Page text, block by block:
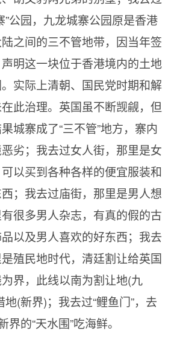
”公园，九龙城寨公园原是香港
之间的三不管地带，因当年签
明这一块位于香港境内的土地
实际上清朝、国民党时期和解
此治理。英国虽不断觊觎，但
城寨成了“三不管”地方，寨内
劣；我去过女人街，那里是女
以买到各种各样的便宜服装和
；我去过庙街，那里是男人想
很多男人杂志，有真的假的古
以及男人喜欢的好东西；我去
殖民地时代，清廷割让给英国
界，此线以南为割让地(九
(新界)；我去过“鲤鱼门”，去
界的“天水围”吃海鲜。